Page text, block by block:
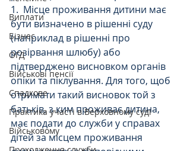
Виплати
Бізнес
ОГД
Військові пенсії
Спадкове
Практика участі в Верховному суді
Військовому
1.  Місце проживання дитини має
бути визначено в рішенні суду
(наприклад в рішенні про
розірвання шлюбу) або
підтверджено висновком органів
опіки та піклування. Для того, щоб
отримати такий висновок той з
батьків, з ким проживає дитина,
має подати до служби у справах
дітей за місцем проживання